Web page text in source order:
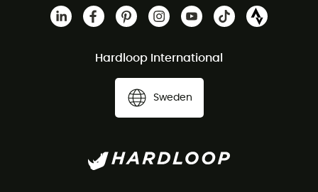
Hardloop International
Sweden